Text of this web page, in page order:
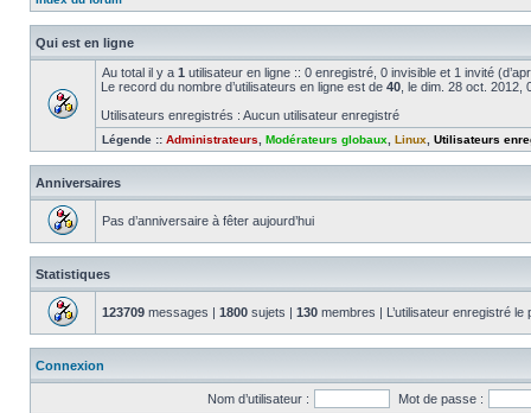
Qui est en ligne
Au total il y a 1 utilisateur en ligne :: 0 enregistré, 0 invisible et 1 invité
Le record du nombre d’utilisateurs en ligne est de 40 , le dim. 28 oct. 2012,
Utilisateurs enregistrés : Aucun utilisateur enregistré
Légende :: Administrateurs Modérateurs globaux Linux Utilisateurs
Anniversaires
Pas d’anniversaire à fêter aujourd’hui
Statistiques
123709 messages | 1800 sujets | 130 membres | L’utilisateur enregistré
Connexion
Nom d’utilisateur : Mot de passe :